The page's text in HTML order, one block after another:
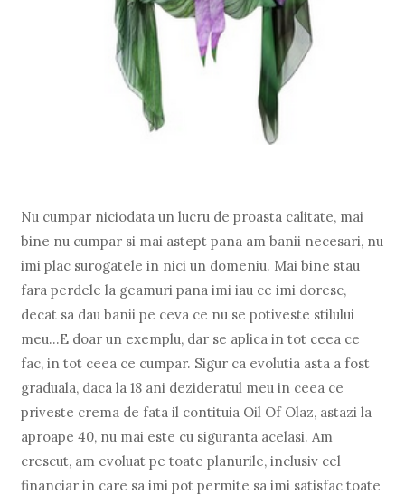
Nu cumpar niciodata un lucru de proasta calitate, mai
bine nu cumpar si mai astept pana am banii necesari, nu
imi plac surogatele in nici un domeniu. Mai bine stau
fara perdele la geamuri pana imi iau ce imi doresc,
decat sa dau banii pe ceva ce nu se potiveste stilului
meu...E doar un exemplu, dar se aplica in tot ceea ce
fac, in tot ceea ce cumpar. Sigur ca evolutia asta a fost
graduala, daca la 18 ani dezideratul meu in ceea ce
priveste crema de fata il contituia Oil Of Olaz, astazi la
aproape 40, nu mai este cu siguranta acelasi. Am
crescut, am evoluat pe toate planurile, inclusiv cel
financiar in care sa imi pot permite sa imi satisfac toate